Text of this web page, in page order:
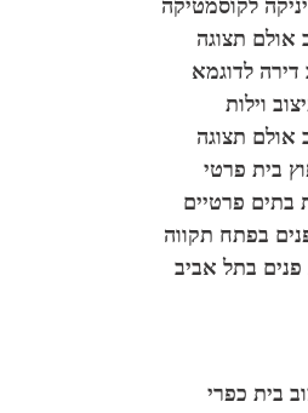
לקוסמטיקה
אולם תצוגה
דירה לדוגמא
וילות
אולם תצוגה
בית פרטי
בתים פרטיים
בפתח תקווה
בתל אביב
בית כפרי